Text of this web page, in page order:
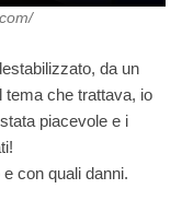
da un
tema che trattava, io
piacevole e i
con quali danni.